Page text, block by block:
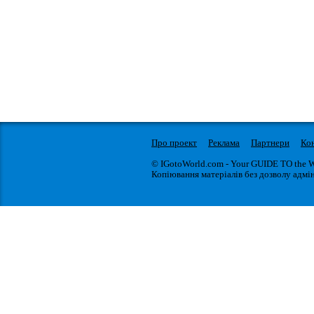
Про проект Реклама Партнери
© IGotoWorld.com - Your GUIDE TO the
Копіювання матеріалів без дозволу